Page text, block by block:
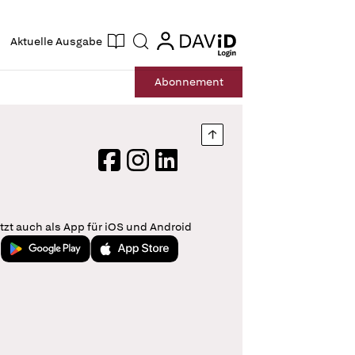
Aktuelle Ausgabe Suche login
login
Abonnement
Nach oben springen
FacebookInstagram
LinkedIn
auch als App für iOS und Android
Jetzt bei Google PlayLaden im App Store